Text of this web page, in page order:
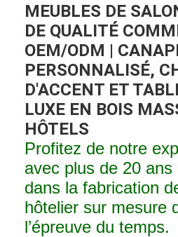
MEUBLES DE
DE QUALITÉ
OEM/ODM |
PERSONNALISÉ,
D'ACCENT ET
LUXE EN BOIS
HÔTELS
Profitez de notre
avec plus de 20 ans
dans la fabrication
hôtelier sur mesure
l’épreuve du temps.